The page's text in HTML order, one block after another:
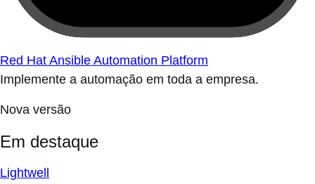
Red Hat Ansible Automation Platform
Implemente a automação em toda a empresa.
Nova versão
Em destaque
Lightwell